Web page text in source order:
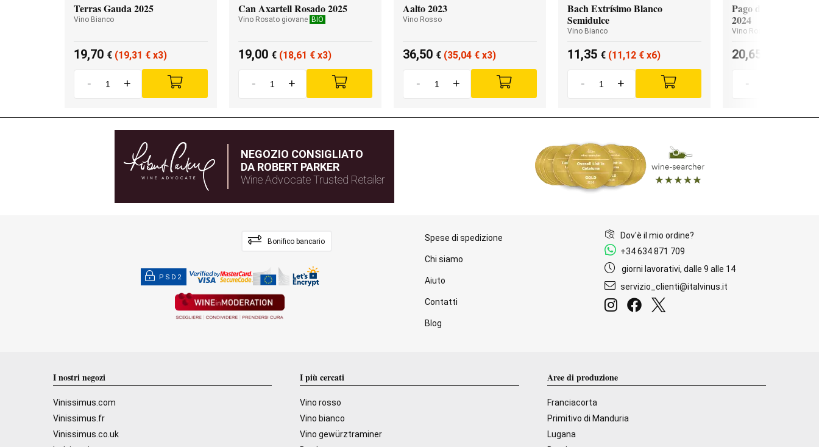
Terras Gauda 2025
Vino Bianco
19,70 € (19,31 € x3)
- +
Can Axartell Rosado 2025
Vino Rosato giovane BIO
19,00 € (18,61 € x3)
- +
Aalto 2023
Vino Rosso
36,50 € (35,04 € x3)
- +
Bach Extrísimo Blanco
Semidulce
Vino Bianco
11,35 € (11,12 € x6)
- +
Pago de los
2024
Vino Rosso
20,65
-
NEGOZIO CONSIGLIATO
DA ROBERT PARKER
Wine Advocate Trusted Retailer
Bonifico bancario
PSD2
Spese di spedizione
Chi siamo
Aiuto
Contatti
Blog
Dov'è il mio ordine?
+34 634 871 709
giorni lavorativi, dalle 9 alle 14
servizio_clienti@italvinus.it
I nostri negozi
Vinissimus.com
Vinissimus.fr
Vinissimus.co.uk
I più cercati
Vino rosso
Vino bianco
Vino gewürztraminer
Aree di produzione
Franciacorta
Primitivo di Manduria
Lugana